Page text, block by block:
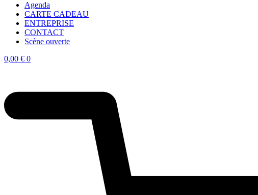
Agenda
CARTE CADEAU
ENTREPRISE
CONTACT
Scène ouverte
0,00 € 0